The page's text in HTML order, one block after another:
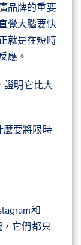
品牌的重要
覺大腦要快
就是在短時
應。
證明它比大
麼要將限時
和
它們都只